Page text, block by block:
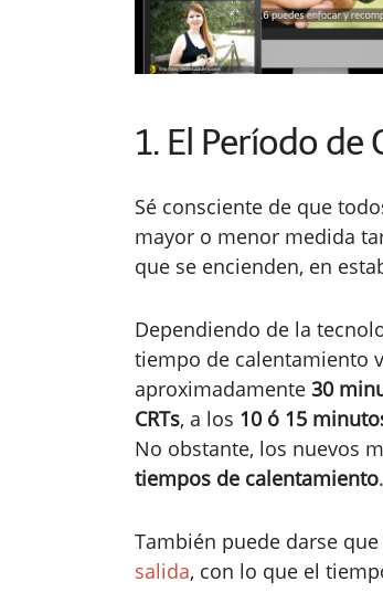
1. El Período
Sé consciente de que
mayor o menor medida
que se encienden, en
Dependiendo de la
tiempo de calentamiento
aproximadamente 30
CRTs, a los 10 ó 15
No obstante, los nuevos
tiempos de calentamiento.
También puede darse
salida, con lo que el